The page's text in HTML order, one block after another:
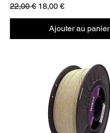
Prix original
22,00 € Prix promotionnel
18,00 €
Ajouter au panier